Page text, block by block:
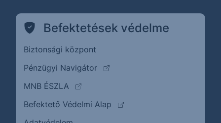
Befektetések védelme
Biztonsági központ
Pénzügyi Navigátor
(külső oldalra ugrik)
MNB ÉSZLA
(külső oldalra ugrik)
Befektető Védelmi Alap
(külső oldalra ugrik)